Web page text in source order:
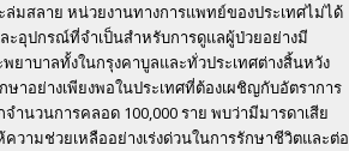
มสลาย หน่วยงานทางการแพทย์ของประเทศไม่ได้
ะอุปกรณ์ที่จำเป็นสำหรับการดูแลผู้ป่วยอย่างมี
าบาลทั้งในกรุงคาบูลและทั่วประเทศต่างสิ้นหวัง
าอย่างเพียงพอในประเทศที่ต้องเผชิญกับอัตราการ
ำนวนการคลอด 100,000 ราย พบว่ามีมารดาเสีย
วามช่วยเหลืออย่างเร่งด่วนในการรักษาชีวิตและต่อ